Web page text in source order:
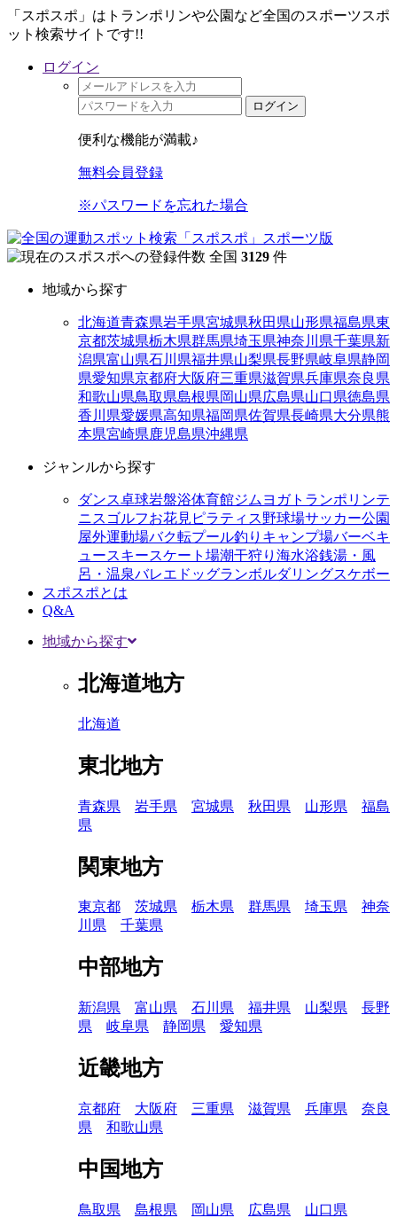
「スポスポ」はトランポリンや公園など全国のスポーツスポ
ット検索サイトです!!
ログイン
ログイン
便利な機能が満載♪
無料会員登録
※パスワードを忘れた場合
全国 3129 件
地域から探す
北海道青森県岩手県宮城県秋田県山形県福島県東
京都茨城県栃木県群馬県埼玉県神奈川県千葉県新
潟県富山県石川県福井県山梨県長野県岐阜県静岡
県愛知県京都府大阪府三重県滋賀県兵庫県奈良県
和歌山県鳥取県島根県岡山県広島県山口県徳島県
香川県愛媛県高知県福岡県佐賀県長崎県大分県熊
本県宮崎県鹿児島県沖縄県
ジャンルから探す
ダンス卓球岩盤浴体育館ジム ヨガトランポリンテ
ニス ゴルフお花見 ピラティス野球場サッカー公園
屋外運動場バク転プール釣り キャンプ場バーベキ
ュースキースケート場潮干狩り 海水浴銭湯・風
呂・温泉バレエ ドッグランボルダリングスケボー
スポスポとは
Q&A
地域から探す
北海道地方
北海道
東北地方
青森県 岩手県 宮城県 秋田県 山形県
福島
県
関東地方
東京都 茨城県 栃木県 群馬県 埼玉県
神奈
川県
千葉県
中部地方
新潟県 富山県 石川県 福井県 山梨県
長野
県
岐阜県 静岡県 愛知県
近畿地方
京都府 大阪府 三重県 滋賀県 兵庫県
奈良
県
和歌山県
中国地方
鳥取県 島根県 岡山県 広島県 山口県